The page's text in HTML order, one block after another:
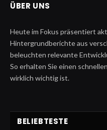
ÜBER UNS
Heute im Fokus präsentiert
Hintergrundberichte aus
beleuchten relevante
So erhalten Sie einen
wirklich wichtig ist.
BELIEBTESTE